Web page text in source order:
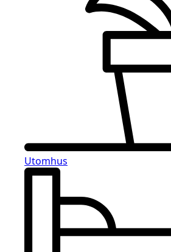
Utomhus